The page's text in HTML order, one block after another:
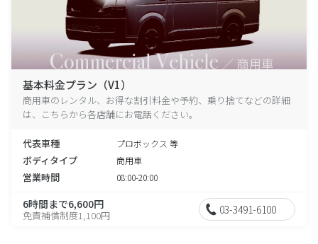
基本料金プラン（V1）
商用車のレンタル、お得な割引料金や予約、乗り捨てなどの詳細
は、こちらから各店舗にお電話ください。
代表車種 プロボックス 等
ボディタイプ 商用車
営業時間 08:00-20:00
6時間まで6,600円
免責補償制度1,100円 03-3491-6100